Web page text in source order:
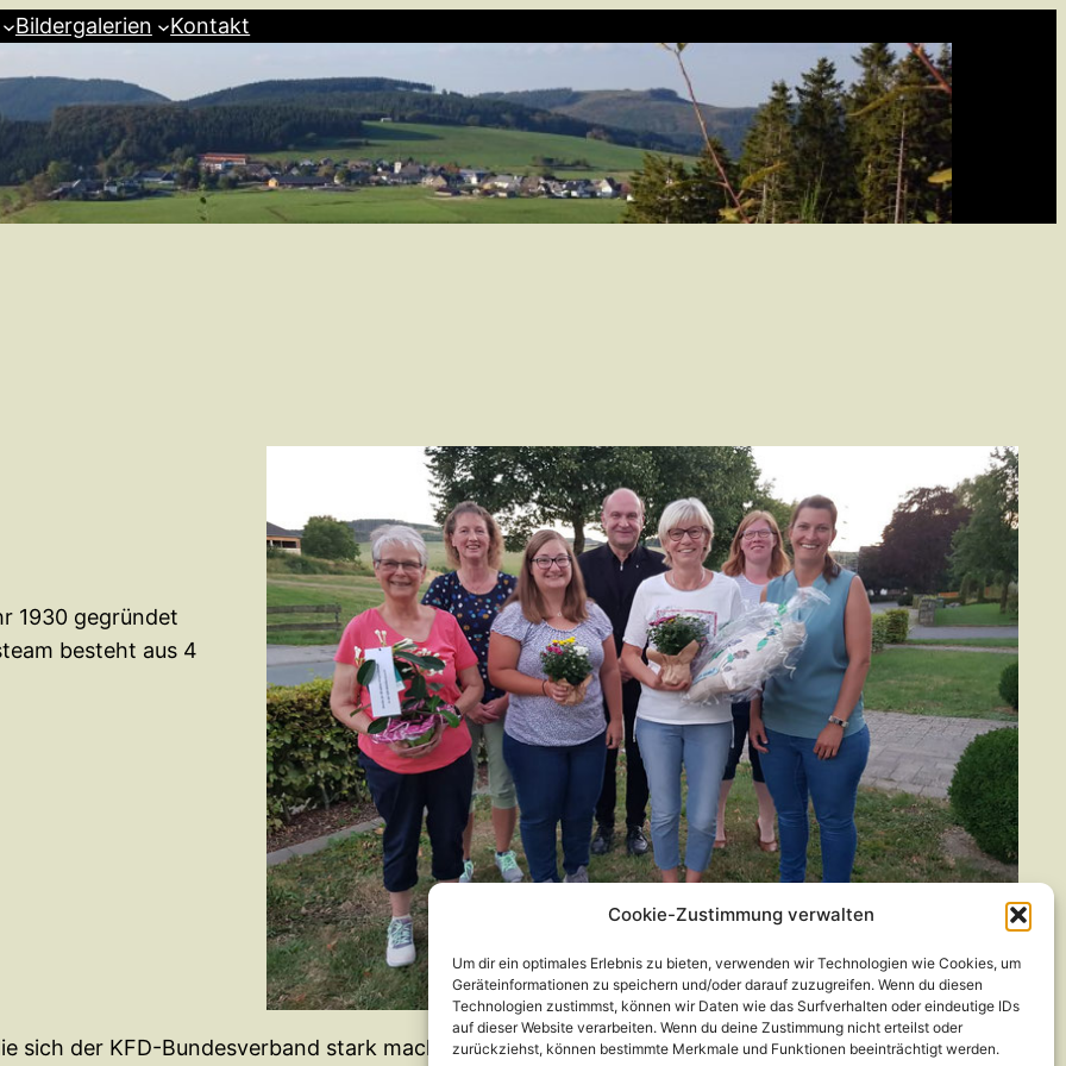
Cookie-Zustimmung verwalten
Um dir ein optimales Erlebnis zu bieten, verwenden wir Technologien wie Cookies, um
Geräteinformationen zu speichern und/oder darauf zuzugreifen. Wenn du diesen
Technologien zustimmst, können wir Daten wie das Surfverhalten oder eindeutige IDs
auf dieser Website verarbeiten. Wenn du deine Zustimmung nicht erteilst oder
zurückziehst, können bestimmte Merkmale und Funktionen beeinträchtigt werden.
Bildergalerien Kontakt
1930 gegründet
besteht aus 4
sich der KFD-Bundesverband stark macht, sehen wir als örtliche KFD unsere Hauptaufgabe darin,